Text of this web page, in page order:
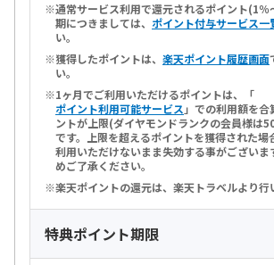
通常サービス利用で還元されるポイント(1
期につきましては、 ポイント付与サービス一
い。
獲得したポイントは、 楽天ポイント履歴画面
い。
1ヶ月でご利用いただけるポイントは、「
ポイント利用可能サービス 」での利用額を
ントが上限(ダイヤモンドランクの会員様は
です。上限を超えるポイントを獲得された場
利用いただけないまま失効する事がございま
めご了承ください。
楽天ポイントの還元は、楽天トラベルより行
特典ポイント期限